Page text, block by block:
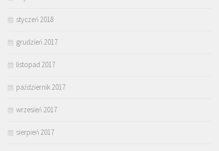
styczeń 2018
grudzień 2017
listopad 2017
październik 2017
wrzesień 2017
sierpień 2017